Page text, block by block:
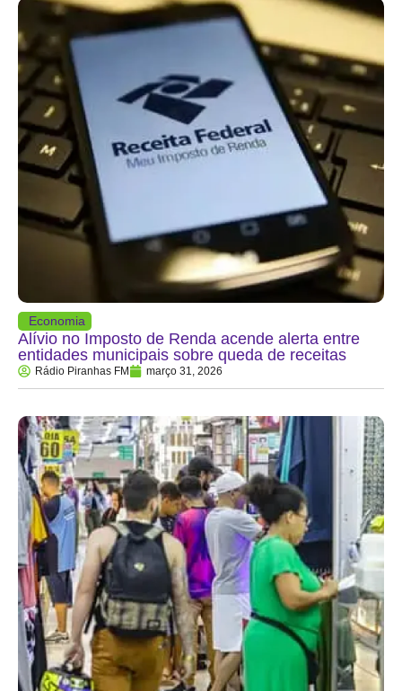
Economia
Alívio no Imposto de Renda acende alerta entre
entidades municipais sobre queda de receitas
Rádio Piranhas FM março 31, 2026